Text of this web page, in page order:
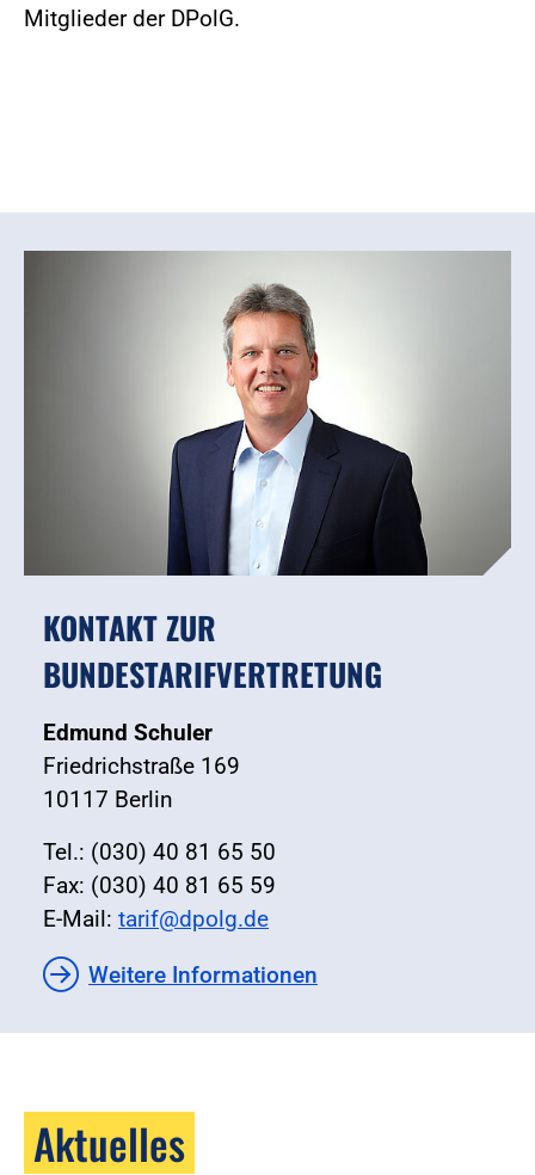
Mitglieder der DPolG.
KONTAKT ZUR
BUNDESTARIFVERTRETUNG
Edmund Schuler
Friedrichstraße 169
10117 Berlin
Tel.: (030) 40 81 65 50
Fax: (030) 40 81 65 59
E-Mail: tarif@dpolg.de
Weitere Informationen
Aktuelles